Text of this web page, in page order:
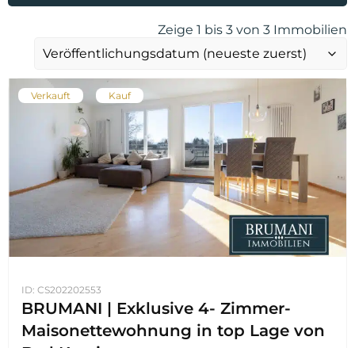
Zeige 1 bis 3 von 3 Immobilien
Verkauft Kauf
ID: CS202202553
BRUMANI | Exklusive 4- Zimmer-
Maisonettewohnung in top Lage von